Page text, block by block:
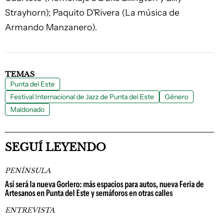
Strayhorn); Paquito D'Rivera (La música de
Armando Manzanero).
TEMAS
Punta del Este
Festival Internacional de Jazz de Punta del Este
Género
Maldonado
SEGUÍ LEYENDO
PENÍNSULA
Así será la nueva Gorlero: más espacios para autos, nueva Feria de
Artesanos en Punta del Este y semáforos en otras calles
ENTREVISTA